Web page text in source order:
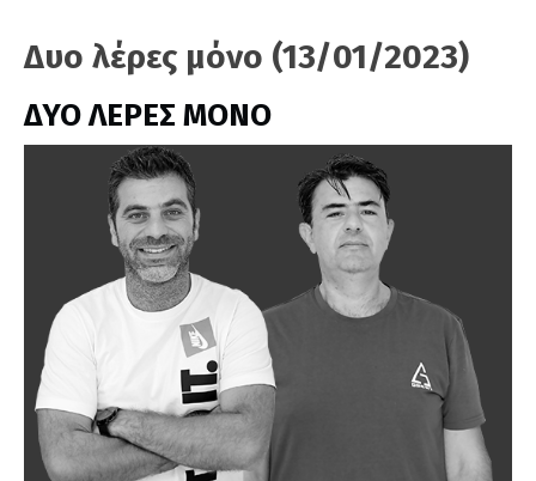
Δυο λέρες μόνο (13/01/2023)
ΔΥΟ ΛΕΡΕΣ ΜΟΝΟ